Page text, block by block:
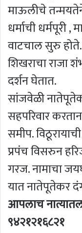
माऊलीचे
धर्माची धर्मपूरी
वाटचाल सुरु होते.
शिखराचा राजा
दर्शन घेतात.
सांजवेळी
सहपरिवार
समीप.
प्रपंच विसरुन
गरज. नामाचा
यात नातेपूतेकर
आपलाच
९४२१२१६८२१